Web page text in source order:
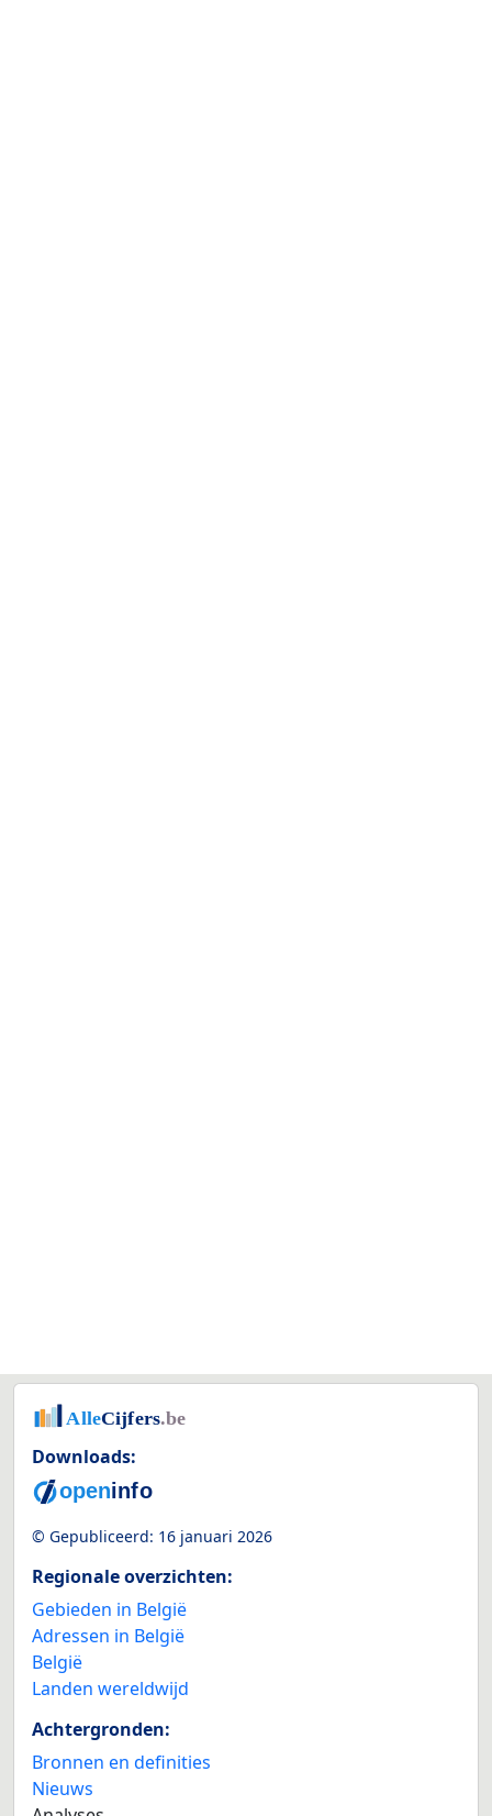
Downloads:
© Gepubliceerd: 16 januari 2026
Regionale overzichten:
Gebieden in België
Adressen in België
België
Landen wereldwijd
Achtergronden:
Bronnen en definities
Nieuws